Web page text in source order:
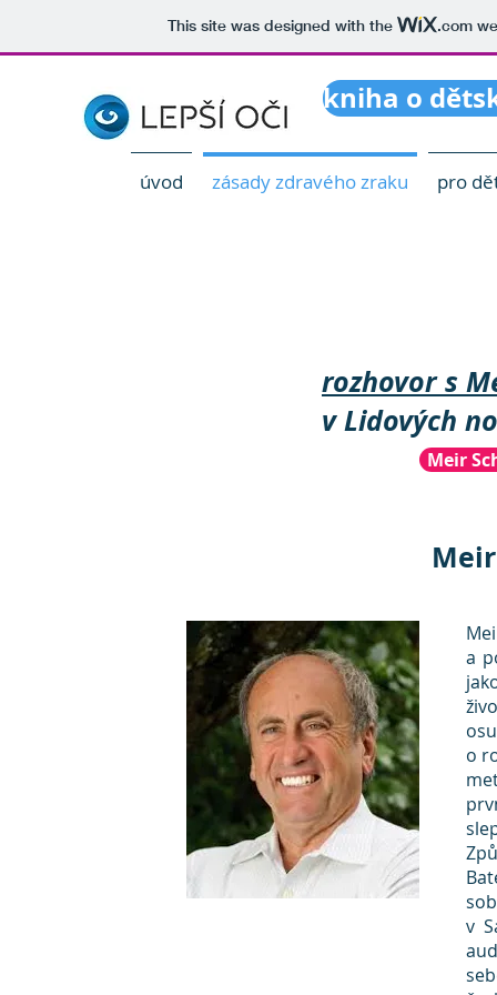
This site was designed with the .com
kniha o
úvod zásady zdravého zraku pro
rozhovor s
v Lidových
Meir
a
o
v